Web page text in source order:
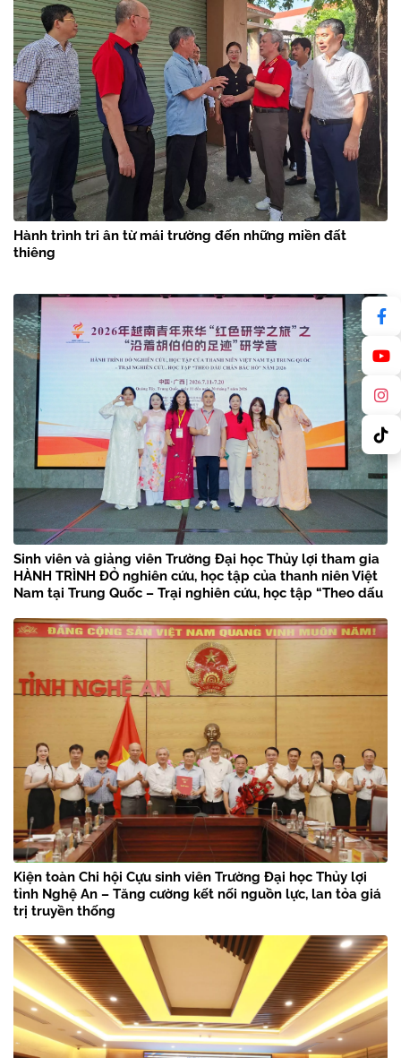
Hành trình tri ân từ mái trường đến những miền đất
thiêng
Sinh viên và giảng viên Trường Đại học Thủy lợi tham gia
HÀNH TRÌNH ĐỎ nghiên cứu, học tập của thanh niên Việt
Nam tại Trung Quốc – Trại nghiên cứu, học tập “Theo dấu
Kiện toàn Chi hội Cựu sinh viên Trường Đại học Thủy lợi
tỉnh Nghệ An – Tăng cường kết nối nguồn lực, lan tỏa giá
trị truyền thống